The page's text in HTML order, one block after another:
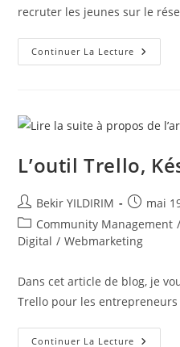
recruter les jeunes sur le
Continuer La Lecture
Recruter
L’outil Trello,
Auteur/autrice
de
la
Bekir YILDIRIM
publiée :
mai
Post
category:
Community Management /
Digital / Webmarketing
Dans cet article de blog, je
Trello pour les
Continuer La Lecture L’outil